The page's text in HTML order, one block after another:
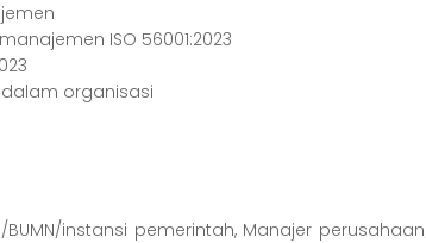
ISO 56001:2023
dalam organisasi
instansi pemerintah, Manajer